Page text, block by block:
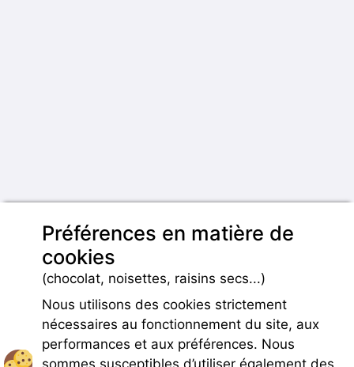
Préférences en matière de
cookies
(chocolat, noisettes, raisins secs...)
Nous utilisons des cookies strictement
nécessaires au fonctionnement du site, aux
performances et aux préférences. Nous
sommes susceptibles d’utiliser également des